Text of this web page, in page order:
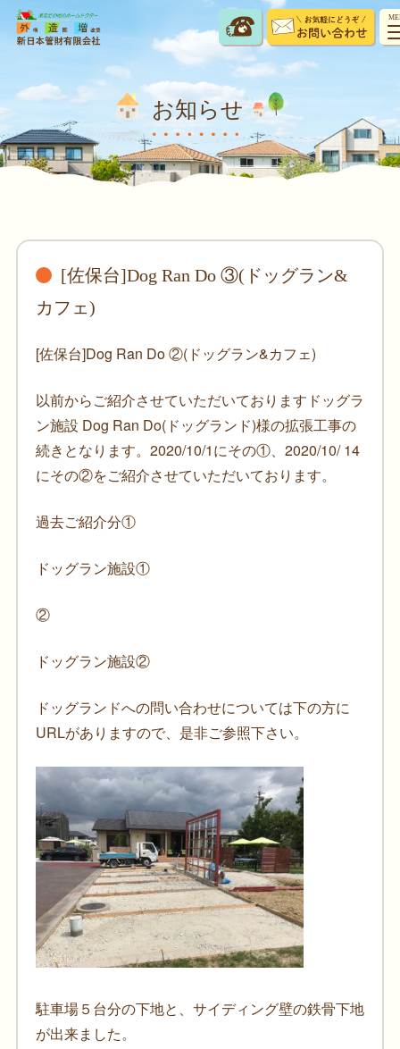
お知らせ
[佐保台]Dog Ran Do ③(ドッグラン&
カフェ)
[佐保台]Dog Ran Do ②(ドッグラン&カフェ)
以前からご紹介させていただいておりますドッグラ
ン施設 Dog Ran Do(ドッグランド)様の拡張工事の
続きとなります。2020/10/1にその①、2020/10/ 14
にその②をご紹介させていただいております。
過去ご紹介分①
ドッグラン施設①
②
ドッグラン施設②
ドッグランドへの問い合わせについては下の方に
URLがありますので、是非ご参照下さい。
駐車場５台分の下地と、サイディング壁の鉄骨下地
が出来ました。